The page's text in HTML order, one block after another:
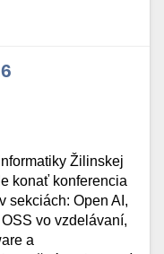
Žilinskej
konať konferencia
sekciách: Open AI,
vo vzdelávaní,
a